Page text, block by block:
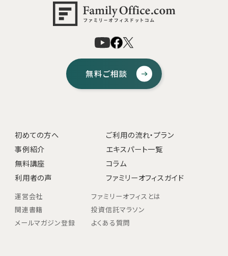
無料ご相談
初めての方へ
ご利用の流れ・プラン
事例紹介
エキスパート一覧
無料講座
コラム
利用者の声
ファミリーオフィスガイド
運営会社
ファミリーオフィスとは
関連書籍
投資信託マラソン
メールマガジン登録
よくある質問